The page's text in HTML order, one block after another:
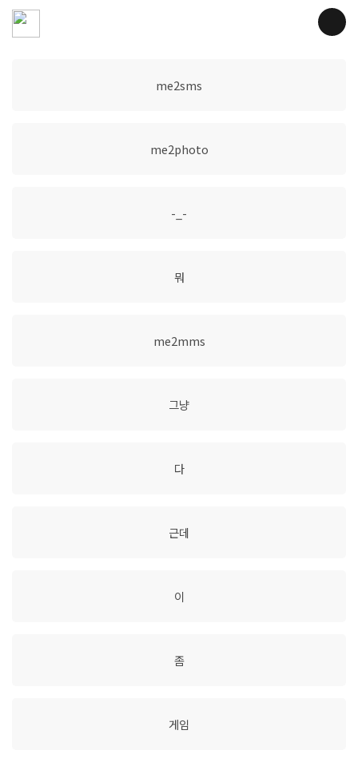
me2sms
me2photo
-_-
뭐
me2mms
그냥
다
근데
이
좀
게임